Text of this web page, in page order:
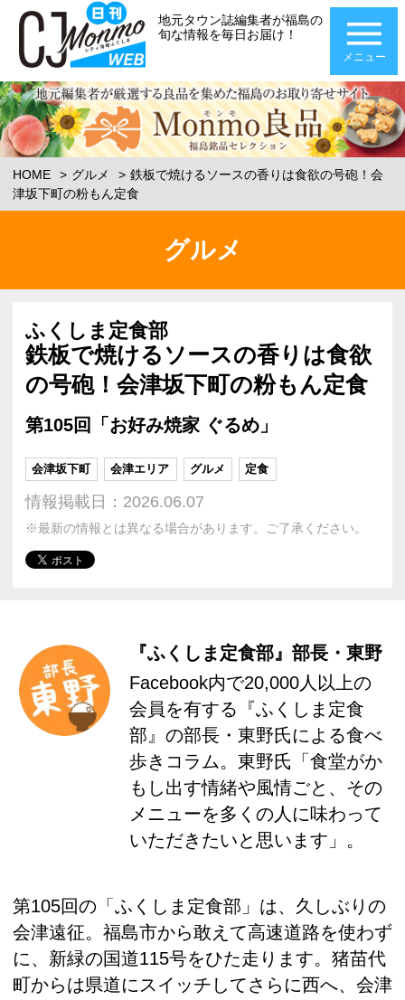
地元タウン誌編集者が福島の
旬な情報を毎日お届け！
メニュー
HOME グルメ
鉄板で焼けるソースの香りは食欲の号砲！会
津坂下町の粉もん定食
グルメ
ふくしま定食部
鉄板で焼けるソースの香りは食欲
の号砲！会津坂下町の粉もん定食
第105回「お好み焼家 ぐるめ」
会津坂下町 会津エリア グルメ 定食
情報掲載日：2026.06.07
※最新の情報とは異なる場合があります。ご了承ください。
『ふくしま定食部』部長・東野
Facebook内で20,000人以上の
会員を有する『ふくしま定食
部』の部長・東野氏による食べ
歩きコラム。東野氏「食堂がか
もし出す情緒や風情ごと、その
メニューを多くの人に味わって
いただきたいと思います」。
第105回の「ふくしま定食部」は、久しぶりの
会津遠征。福島市から敢えて高速道路を使わず
に、新緑の国道115号をひた走ります。猪苗代
町からは県道にスイッチしてさらに西へ、会津